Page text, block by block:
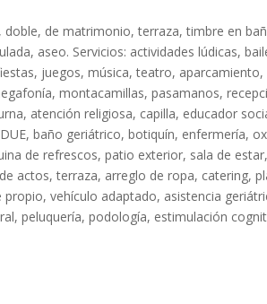
doble, de matrimonio, terraza, timbre en
aseo. Servicios: actividades lúdicas,
juegos, música, teatro,
montacamillas, pasamanos,
atención religiosa, capilla, educador
baño geriátrico, botiquín, enfermería,
de refrescos, patio exterior, sala de
actos, terraza, arreglo de ropa, catering,
vehículo adaptado, asistencia
peluquería, podología, estimulación